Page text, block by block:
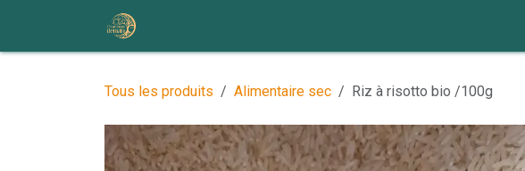
Se rendre au contenu
Tous les produits Alimentaire sec Riz à risotto bio /100g